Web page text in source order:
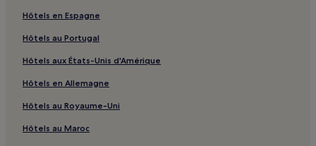
Hôtels en Espagne
Hôtels au Portugal
Hôtels aux États-Unis d'Amérique
Hôtels en Allemagne
Hôtels au Royaume-Uni
Hôtels au Maroc